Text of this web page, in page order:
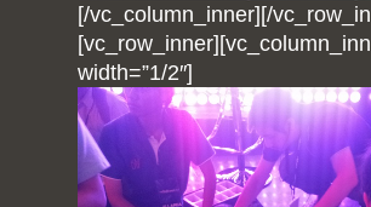
[/vc_column_inner][/
width=”1/2″]